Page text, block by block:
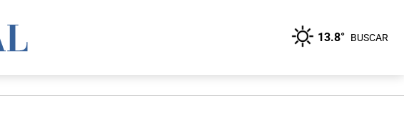
13.8° BUSCAR